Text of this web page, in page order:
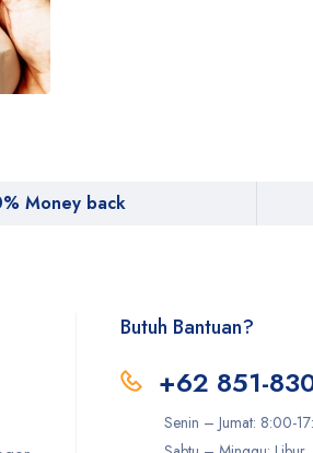
Money back
Butuh Bantuan?
+62 851-
Senin – Jumat: 8:00-